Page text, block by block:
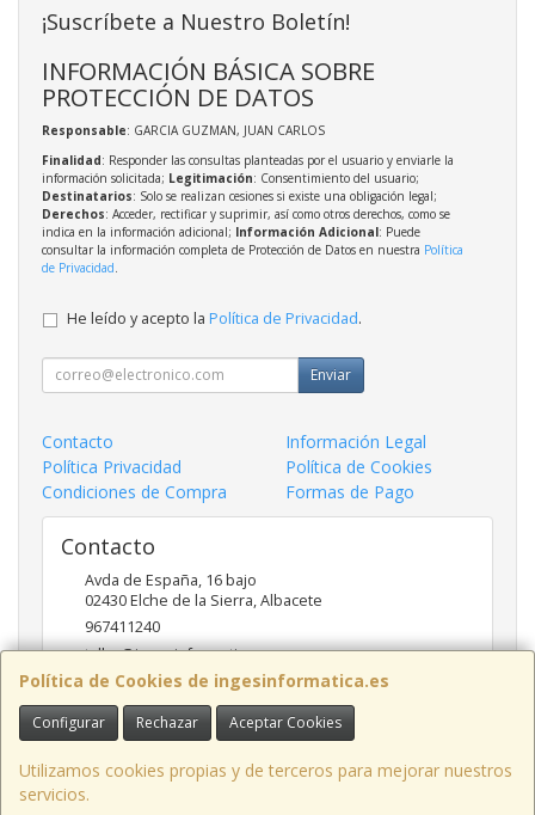
Política de Cookies de ingesinformatica.es
Configurar Rechazar Aceptar Cookies
Utilizamos cookies propias y de terceros para mejorar nuestros
servicios.
¡Suscríbete a Nuestro Boletín!
INFORMACIÓN BÁSICA SOBRE
PROTECCIÓN DE DATOS
Responsable: GARCIA GUZMAN, JUAN CARLOS
Finalidad: Responder las consultas planteadas por el usuario y enviarle la
información solicitada; Legitimación: Consentimiento del usuario;
Destinatarios: Solo se realizan cesiones si existe una obligación legal;
Derechos: Acceder, rectificar y suprimir, así como otros derechos, como se
indica en la información adicional; Información Adicional: Puede
consultar la información completa de Protección de Datos en nuestra Política
de Privacidad
He leído y acepto la Política de Privacidad.
Enviar
Contacto
Información Legal
Política Privacidad
Política de Cookies
Condiciones de Compra
Formas de Pago
Contacto
Avda de España, 16 bajo
02430Elche de la Sierra,Albacete
967411240
taller@ingesinformatica.es
Horario
9 a 14 y 17 a 20